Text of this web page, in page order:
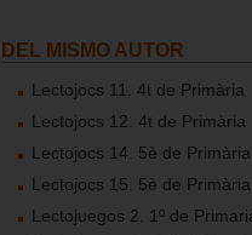
DEL MISMO AUTOR
Lectojocs 11. 4t de Primària
Lectojocs 12. 4t de Primària
Lectojocs 14. 5è de Primària
Lectojocs 15. 5è de Primària
Lectojuegos 2. 1º de